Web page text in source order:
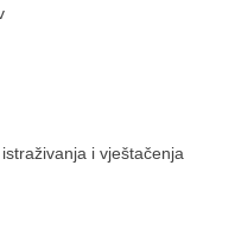
i vještačenja